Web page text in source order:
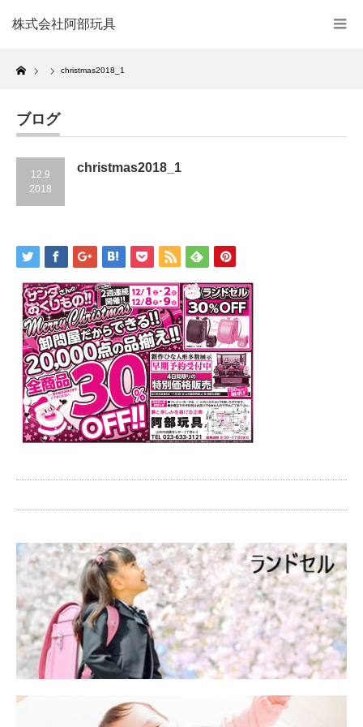
株式会社阿部玩具
Home
christmas2018_1
ブログ
12.9
2018
christmas2018_1